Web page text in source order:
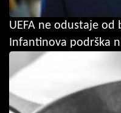
UEFA ne odustaje od
Infantinova podrška